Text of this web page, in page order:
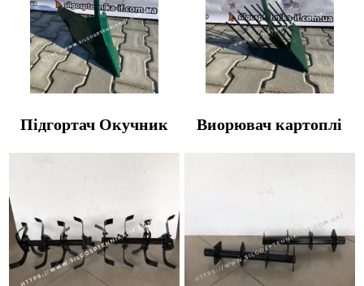
Підгортач Окучник Виорювач картоплі